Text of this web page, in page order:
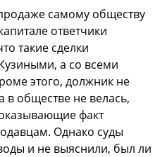
самому обществу
ответчики
такие сделки
а со всеми
этого, должник не
в обществе не велась,
факт
Однако суды
и не выяснили, был ли